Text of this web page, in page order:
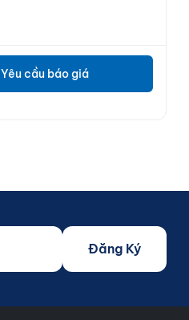
Yêu cầu báo giá
Đăng Ký